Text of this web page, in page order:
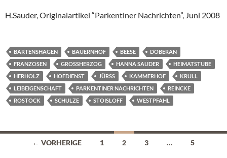
H.Sauder, Originalartikel “Parkentiner Nachrichten”, Juni 2008
BARTENSHAGEN BAUERNHOF BEESE
DOBERAN
FRANZOSEN
GROSSHERZOG HANNA SAUDER
HEIMATSTUBE
HERHOLZ
HOFDIENST JÜRSS KAMMERHOF
KRULL
LEIBEIGENSCHAFT
PARKENTINER NACHRICHTEN
REINCKE
ROSTOCK
SCHULZE STOISLOFF WESTPFAHL
Beitragsnavigation
← VORHERIGE 1 2 3 … 5